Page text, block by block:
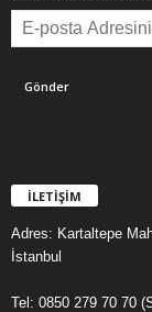
İLETİŞİM
Adres: Kartaltepe
İstanbul
Tel: 0850 279 70 70